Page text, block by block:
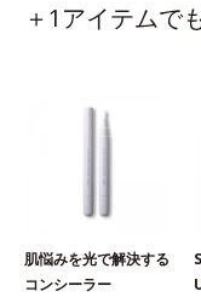
＋1アイテムで
肌悩みを光で解決する
コンシーラー